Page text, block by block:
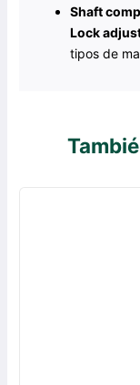
Shaft
Lock
tipos de